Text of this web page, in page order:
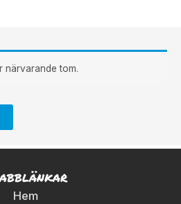
närvarande tom.
Hem